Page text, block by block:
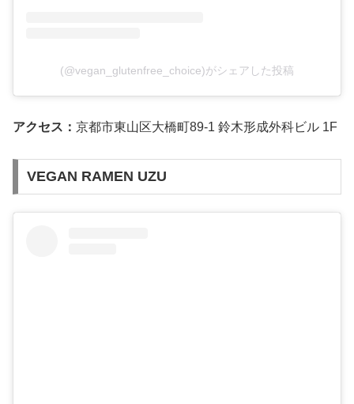
(@vegan_glutenfree_choice)がシェアした投稿
アクセス： 京都市東山区大橋町89-1 鈴木形成外科ビル 1F
VEGAN RAMEN UZU